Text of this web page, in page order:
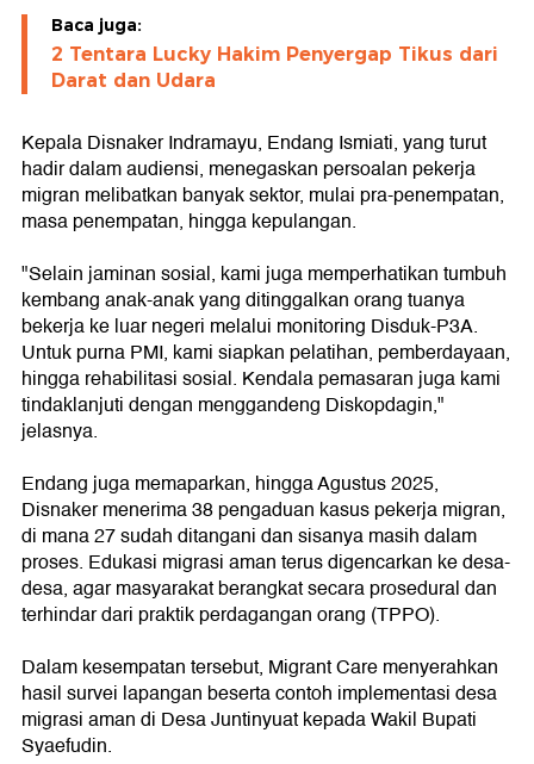
Baca juga:
2 Tentara Lucky Hakim Penyergap Tikus dari
Darat dan Udara
Kepala Disnaker Indramayu, Endang Ismiati, yang turut
hadir dalam audiensi, menegaskan persoalan pekerja
migran melibatkan banyak sektor, mulai pra-penempatan,
masa penempatan, hingga kepulangan.
"Selain jaminan sosial, kami juga memperhatikan tumbuh
kembang anak-anak yang ditinggalkan orang tuanya
bekerja ke luar negeri melalui monitoring Disduk-P3A.
Untuk purna PMI, kami siapkan pelatihan, pemberdayaan,
hingga rehabilitasi sosial. Kendala pemasaran juga kami
tindaklanjuti dengan menggandeng Diskopdagin,"
jelasnya.
Endang juga memaparkan, hingga Agustus 2025,
Disnaker menerima 38 pengaduan kasus pekerja migran,
di mana 27 sudah ditangani dan sisanya masih dalam
proses. Edukasi migrasi aman terus digencarkan ke desa-
desa, agar masyarakat berangkat secara prosedural dan
terhindar dari praktik perdagangan orang (TPPO).
Dalam kesempatan tersebut, Migrant Care menyerahkan
hasil survei lapangan beserta contoh implementasi desa
migrasi aman di Desa Juntinyuat kepada Wakil Bupati
Syaefudin.